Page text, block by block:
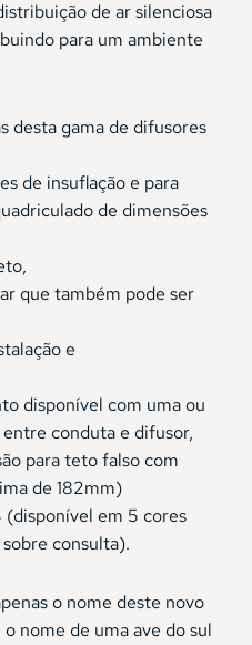
de ar silenciosa
para um ambiente
desta gama de difusores
de insuflação e para
de dimensões
que também pode ser
e
disponível com uma ou
conduta e difusor,
para teto falso com
de 182mm)
em 5 cores
consulta).
o nome deste novo
nome de uma ave do sul